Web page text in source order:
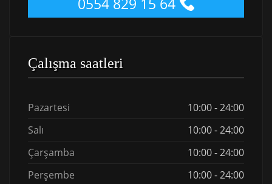
Çalışma saatleri
Pazartesi
10:00 - 24:00
Salı
10:00 - 24:00
Çarşamba
10:00 - 24:00
Perşembe
10:00 - 24:00